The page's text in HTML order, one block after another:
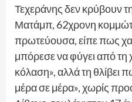
Τεχεράνης δεν κρύβουν
Ματάμπ, 62χρονη
πρωτεύουσα, είπε πως
μπόρεσε να φύγει από τη
κόλαση», αλλά τη θλίβει
μέρα σε μέρα», χωρίς